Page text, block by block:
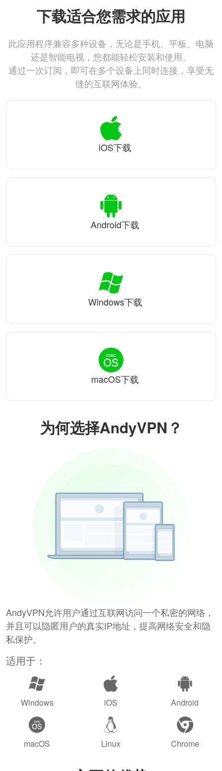
为何选择AndyVPN？
AndyVPN允许用户通过互联网访问一个私密的网络，
并且可以隐匿用户的真实IP地址，提高网络安全和隐
私保护。
适用于：
Windows iOS Android
macOS Linux Chrome
下载适合您需求的应用
此应用程序兼容多种设备，无论是手机、平板、电脑
还是智能电视，您都能轻松安装和使用。
通过一次订阅，即可在多个设备上同时连接，享受无
缝的互联网体验。
iOS下载
Android下载
Windows下载
macOS下载